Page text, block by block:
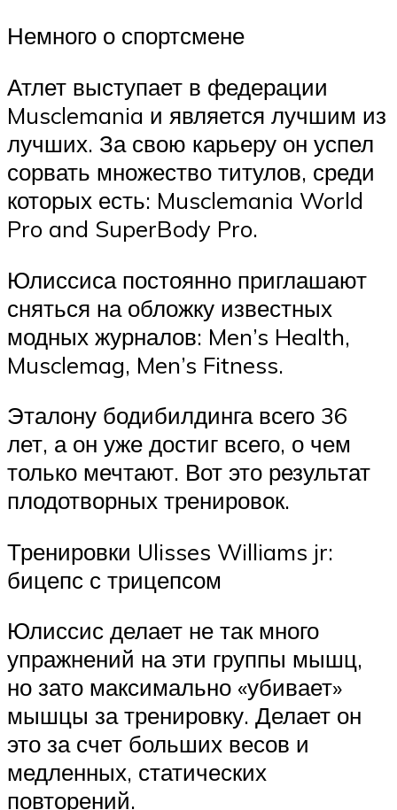
Немного о спортсмене
Атлет выступает в федерации
Musclemania и является лучшим из
лучших. За свою карьеру он успел
сорвать множество титулов, среди
которых есть: Musclemania World
Pro and SuperBody Pro.
Юлиссиса постоянно приглашают
сняться на обложку известных
модных журналов: Men’s Health,
Musclemag, Men’s Fitness.
Эталону бодибилдинга всего 36
лет, а он уже достиг всего, о чем
только мечтают. Вот это результат
плодотворных тренировок.
Тренировки Ulisses Williams jr:
бицепс с трицепсом
Юлиссис делает не так много
упражнений на эти группы мышц,
но зато максимально «убивает»
мышцы за тренировку. Делает он
это за счет больших весов и
медленных, статических
повторений.